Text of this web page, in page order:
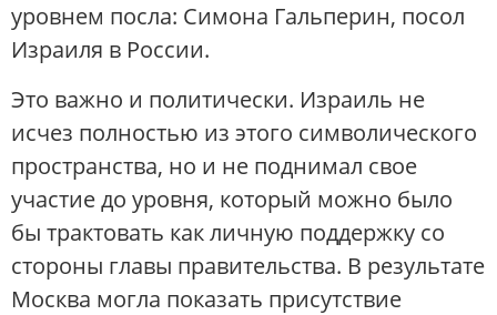
уровнем посла: Симона Гальперин, посол
Израиля в России.
Это важно и политически. Израиль не
исчез полностью из этого символического
пространства, но и не поднимал свое
участие до уровня, который можно было
бы трактовать как личную поддержку со
стороны главы правительства. В результате
Москва могла показать присутствие